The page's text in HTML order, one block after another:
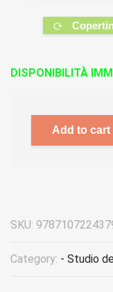
DISPONIBILITÀ
Add to cart
SKU:
Category: - Studio